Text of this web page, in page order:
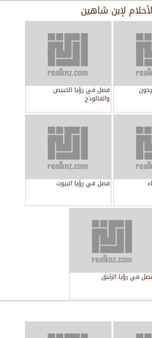
لإبن شاهين
فصل في رؤيا الخبيص
والفالوذج
فصل في رؤيا البيوت
في رؤيا الزئبق